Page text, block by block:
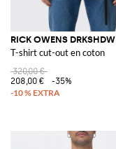
RICK OWENS DRKSHDW
T-shirt cut-out en coton
320,00 €
208,00 €
-35%